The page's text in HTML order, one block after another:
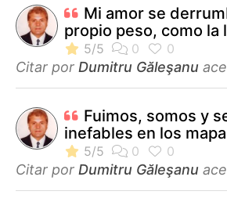
Mi amor se
propio peso, como la
Citar por Dumitru Găleşanu
Fuimos, somos y
inefables en los
Citar por Dumitru Găleşanu